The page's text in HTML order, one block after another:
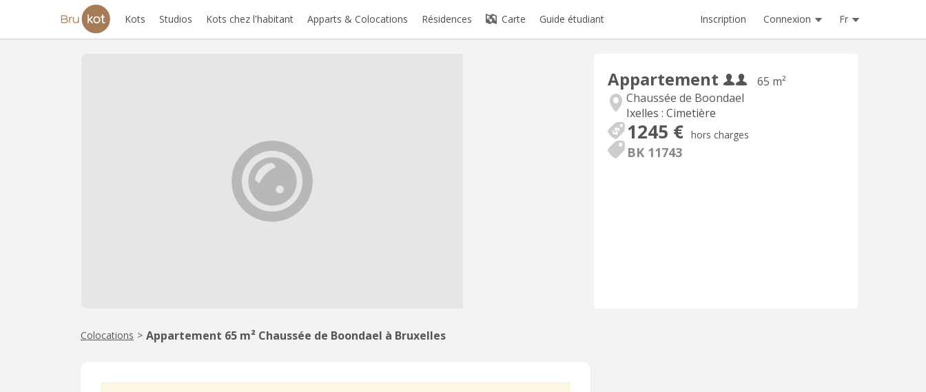
Kots Studios Kots chez l'habitant Apparts & Colocations Résidences Carte Guide étudiant Inscription Connexion Fr
Appartement
65 m²
Chaussée de Boondael
Ixelles : Cimetière
1245 € hors charges
BK 11743
Colocations > Appartement 65 m² Chaussée de Boondael à Bruxelles